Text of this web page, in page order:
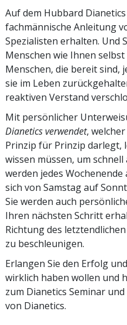
Auf dem Hubbard
fachmännische Anleitung
Spezialisten erhalten. Und
Menschen wie Ihnen
Menschen, die bereit sind,
sie im Leben
reaktiven Verstand
Mit persönlicher
Dianetics verwendet,
Prinzip für Prinzip darlegt,
wissen müssen, um
werden jedes
sich von Samstag auf
Sie werden auch
Ihren nächsten Schritt
Richtung des
zu beschleunigen.
Erlangen Sie den Erfolg
wirklich haben wollen und
zum Dianetics Seminar
von Dianetics.